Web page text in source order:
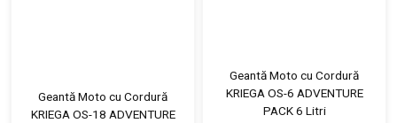
Geantă Moto cu Cordură
KRIEGA OS-18 ADVENTURE
Geantă Moto cu Cordură
KRIEGA OS-6 ADVENTURE
PACK 6 Litri